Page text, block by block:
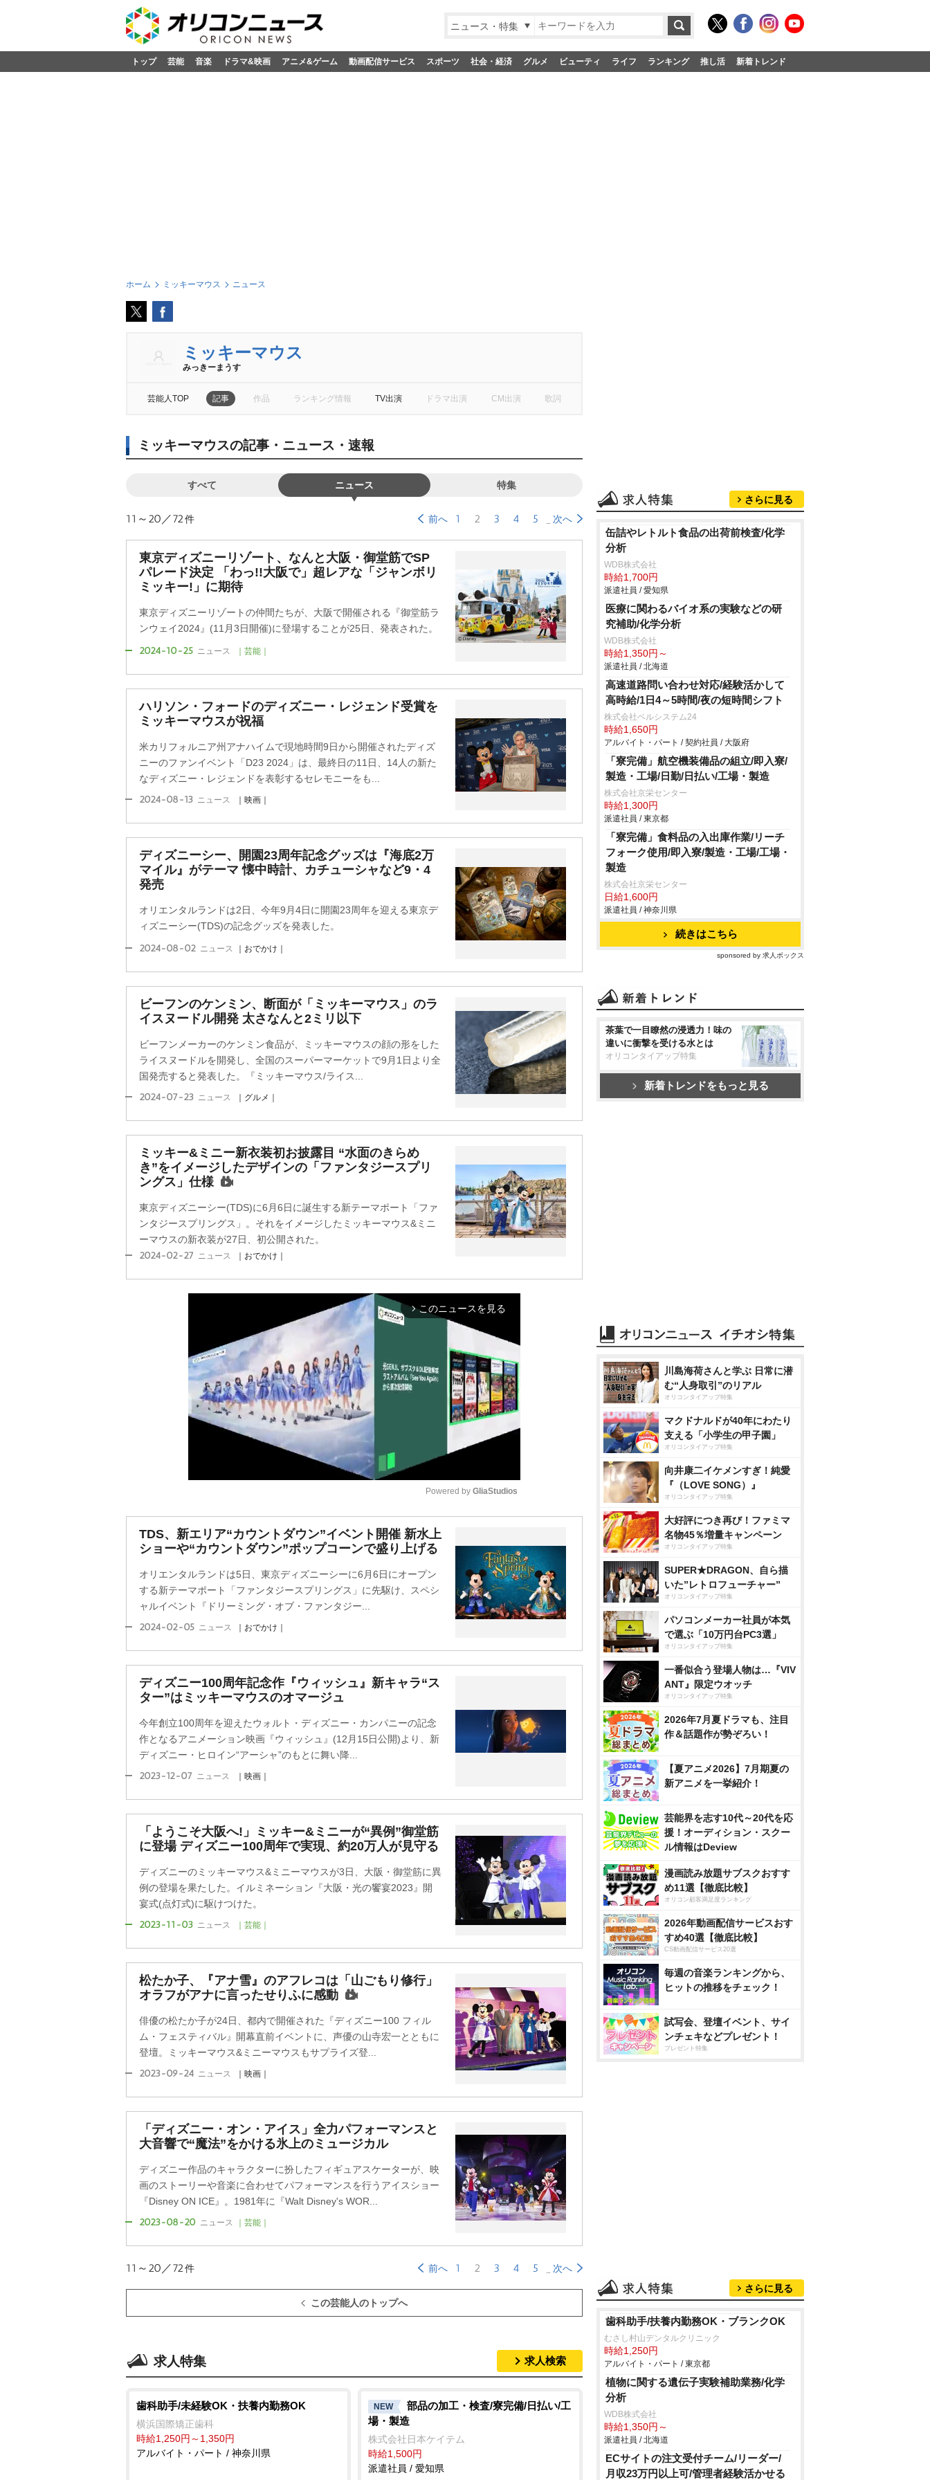
ニュース・特集
トップ 芸能 音楽 ドラマ&映画 アニメ&ゲーム 動画配信サービス スポーツ 社会・経済 グルメ ビューティ ライフ ランキング 推し活 新着トレンド
ホーム ミッキーマウス ニュース
ミッキーマウス
みっきーまうす
芸能人TOP 記事 作品 ランキング情報 TV出演 ドラマ出演 CM出演 歌詞
ミッキーマウスの記事・ニュース・速報
すべて ニュース 特集
11～20／72件 前へ 1 2 3 4 5 次へ
東京ディズニーリゾート、なんと大阪・御堂筋でSP
パレード決定 「わっ!!大阪で」超レアな「ジャンボリ
ミッキー!」に期待
東京ディズニーリゾートの仲間たちが、大阪で開催される『御堂筋ラ
ンウェイ2024』(11月3日開催)に登場することが25日、発表された。
2024-10-25 ニュース ｜芸能｜
ハリソン・フォードのディズニー・レジェンド受賞を
ミッキーマウスが祝福
米カリフォルニア州アナハイムで現地時間9日から開催されたディズ
ニーのファンイベント「D23 2024」は、最終日の11日、14人の新た
なディズニー・レジェンドを表彰するセレモニーをも...
2024-08-13 ニュース ｜映画｜
ディズニーシー、開園23周年記念グッズは『海底2万
マイル』がテーマ 懐中時計、カチューシャなど9・4
発売
オリエンタルランドは2日、今年9月4日に開園23周年を迎える東京デ
ィズニーシー(TDS)の記念グッズを発表した。
2024-08-02 ニュース ｜おでかけ｜
ビーフンのケンミン、断面が「ミッキーマウス」のラ
イスヌードル開発 太さなんと2ミリ以下
ビーフンメーカーのケンミン食品が、ミッキーマウスの顔の形をした
ライスヌードルを開発し、全国のスーパーマーケットで9月1日より全
国発売すると発表した。『ミッキーマウス/ライス...
2024-07-23 ニュース ｜グルメ｜
ミッキー&ミニー新衣装初お披露目 “水面のきらめ
き”をイメージしたデザインの「ファンタジースプリ
ングス」仕様
東京ディズニーシー(TDS)に6月6日に誕生する新テーマポート「ファ
ンタジースプリングス」。それをイメージしたミッキーマウス&ミニ
ーマウスの新衣装が27日、初公開された。
2024-02-27 ニュース ｜おでかけ｜
arrow_forward_ios このニュースを見る
u
e
Powered by GliaStudios
TDS、新エリア“カウントダウン”イベント開催 新水上
ショーや“カウントダウン”ポップコーンで盛り上げる
オリエンタルランドは5日、東京ディズニーシーに6月6日にオープン
する新テーマポート「ファンタジースプリングス」に先駆け、スペシ
ャルイベント『ドリーミング・オブ・ファンタジー...
2024-02-05 ニュース ｜おでかけ｜
ディズニー100周年記念作『ウィッシュ』新キャラ“ス
ター”はミッキーマウスのオマージュ
今年創立100周年を迎えたウォルト・ディズニー・カンパニーの記念
作となるアニメーション映画『ウィッシュ』(12月15日公開)より、新
ディズニー・ヒロイン“アーシャ”のもとに舞い降...
2023-12-07 ニュース ｜映画｜
「ようこそ大阪へ!」ミッキー&ミニーが“異例”御堂筋
に登場 ディズニー100周年で実現、約20万人が見守る
ディズニーのミッキーマウス&ミニーマウスが3日、大阪・御堂筋に異
例の登場を果たした。イルミネーション『大阪・光の饗宴2023』開
宴式(点灯式)に駆けつけた。
2023-11-03 ニュース ｜芸能｜
松たか子、『アナ雪』のアフレコは「山ごもり修行」
オラフがアナに言ったせりふに感動
俳優の松たか子が24日、都内で開催された『ディズニー100 フィル
ム・フェスティバル』開幕直前イベントに、声優の山寺宏一とともに
登壇。ミッキーマウス&ミニーマウスもサプライズ登...
2023-09-24 ニュース ｜映画｜
「ディズニー・オン・アイス」全力パフォーマンスと
大音響で“魔法”をかける氷上のミュージカル
ディズニー作品のキャラクターに扮したフィギュアスケーターが、映
画のストーリーや音楽に合わせてパフォーマンスを行うアイスショー
『Disney ON ICE』。1981年に『Walt Disney's WOR...
2023-08-20 ニュース ｜芸能｜
11～20／72件 前へ 1 2 3 4 5 次へ
この芸能人のトップへ
求人特集 求人検索
歯科助手/未経験OK・扶養内勤務OK
横浜国際矯正歯科
時給1,250円～1,350円
アルバイト・パート / 神奈川県
NEW
部品の加工・検査/寮完備/日払い/工
場・製造
株式会社日本ケイテム
時給1,500円
派遣社員 / 愛知県
さらに見る
缶詰やレトルト食品の出荷前検査/化学
分析
WDB株式会社
時給1,700円
派遣社員 / 愛知県
医療に関わるバイオ系の実験などの研
究補助/化学分析
WDB株式会社
時給1,350円～
派遣社員 / 北海道
高速道路問い合わせ対応/経験活かして
高時給/1日4～5時間/夜の短時間シフト
株式会社ベルシステム24
時給1,650円
アルバイト・パート / 契約社員 / 大阪府
「寮完備」航空機装備品の組立/即入寮/
製造・工場/日勤/日払い/工場・製造
株式会社京栄センター
時給1,300円
派遣社員 / 東京都
「寮完備」食料品の入出庫作業/リーチ
フォーク使用/即入寮/製造・工場/工場・
製造
株式会社京栄センター
日給1,600円
派遣社員 / 神奈川県
続きはこちら
sponsored by 求人ボックス
茶葉で一目瞭然の浸透力！味の
違いに衝撃を受ける水とは
オリコンタイアップ特集
新着トレンドをもっと見る
川島海荷さんと学ぶ 日常に潜
む“人身取引”のリアル
オリコンタイアップ特集
マクドナルドが40年にわたり
支える「小学生の甲子園」
オリコンタイアップ特集
向井康二イケメンすぎ！純愛
『（LOVE SONG）』
オリコンタイアップ特集
大好評につき再び！ファミマ
名物45％増量キャンペーン
オリコンタイアップ特集
SUPER★DRAGON、自ら描
いた”レトロフューチャー”
オリコンタイアップ特集
パソコンメーカー社員が本気
で選ぶ「10万円台PC3選」
オリコンタイアップ特集
一番似合う登場人物は…『VIV
ANT』限定ウオッチ
オリコンタイアップ特集
2026年7月夏ドラマも、注目
作＆話題作が勢ぞろい！
【夏アニメ2026】7月期夏の
新アニメを一挙紹介！
芸能界を志す10代～20代を応
援！オーディション・スクー
ル情報はDeview
漫画読み放題サブスクおすす
め11選【徹底比較】
オリコン顧客満足度ランキング
2026年動画配信サービスおす
すめ40選【徹底比較】
CS動画配信サービス20選
毎週の音楽ランキングから、
ヒットの推移をチェック！
試写会、登壇イベント、サイ
ンチェキなどプレゼント！
プレゼント特集
さらに見る
歯科助手/扶養内勤務OK・ブランクOK
むさし村山デンタルクリニック
時給1,250円
アルバイト・パート / 東京都
植物に関する遺伝子実験補助業務/化学
分析
WDB株式会社
時給1,350円～
派遣社員 / 北海道
ECサイトの注文受付チーム/リーダー/
月収23万円以上可/管理者経験活かせる